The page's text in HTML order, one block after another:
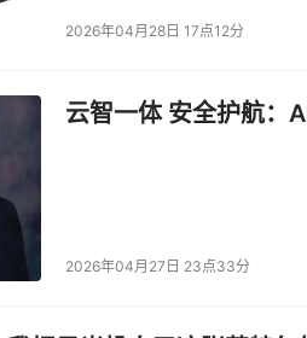
2026年04月28日 17点12分
云智一体 安全护航：
2026年04月27日 23点33分